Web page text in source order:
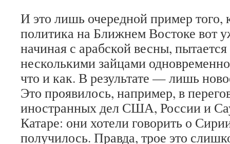
И это лишь очередной пример того,
политика на Ближнем Востоке вот
начиная с арабской весны, пытается
несколькими зайцами
что и как. В результате — лишь
Это проявилось, например, в
иностранных дел США, России и
Катаре: они хотели говорить о
получилось. Правда, трое это